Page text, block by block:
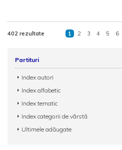
402 rezultate 1 2 3 4 5 6
Partituri
Index autori
Index alfabetic
Index tematic
Index categorii de vârstă
Ultimele adăugate